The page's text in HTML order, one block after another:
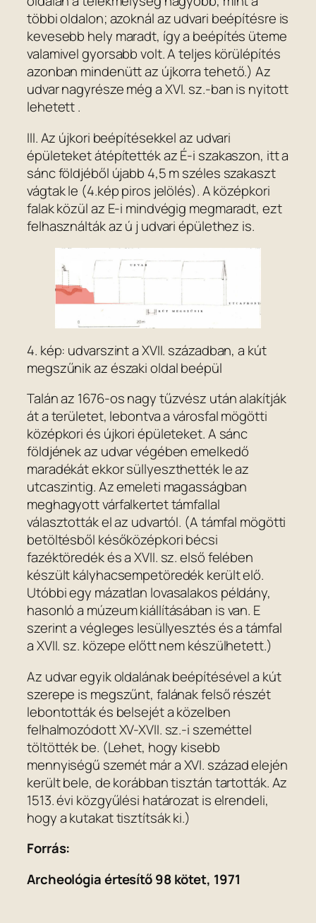
többi oldalon; azoknál az udvari beépítésre is
kevesebb hely maradt, így a beépítés üteme
valamivel gyorsabb volt. A teljes körülépítés
azonban mindenütt az újkorra tehető.) Az
udvar nagyrésze még a XVI. sz.-ban is nyitott
lehetett .
III. Az újkori beépítésekkel az udvari
épületeket átépítették az É-i szakaszon, itt a
sánc földjéből újabb 4,5 m széles szakaszt
vágtak le (4.kép piros jelölés). A középkori
falak közül az E-i mindvégig megmaradt, ezt
felhasználták az ú j udvari épülethez is.
4. kép: udvarszint a XVII. században, a kút
megszűnik az északi oldal beépül
Talán az 1676-os nagy tűzvész után alakítják
át a területet, lebontva a városfal mögötti
középkori és újkori épületeket. A sánc
földjének az udvar végében emelkedő
maradékát ekkor süllyeszthették le az
utcaszintig. Az emeleti magasságban
meghagyott várfalkertet támfallal
választották el az udvartól. (A támfal mögötti
betöltésből későközépkori bécsi
fazéktöredék és a XVII. sz. első felében
készült kályhacsempetöredék került elő.
Utóbbi egy mázatlan lovasalakos példány,
hasonló a múzeum kiállításában is van. E
szerint a végleges lesüllyesztés és a támfal
a XVII. sz. közepe előtt nem készülhetett.)
Az udvar egyik oldalának beépítésével a kút
szerepe is megszűnt, falának felső részét
lebontották és belsejét a közelben
felhalmozódott XV-XVII. sz.-i szeméttel
töltötték be. (Lehet, hogy kisebb
mennyiségű szemét már a XVI. század elején
került bele, de korábban tisztán tartották. Az
1513. évi közgyűlési határozat is elrendeli,
hogy a kutakat tisztítsák ki.)
Forrás:
Archeológia értesítő 98 kötet, 1971